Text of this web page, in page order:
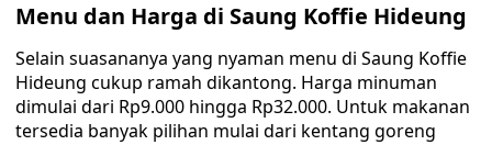
Menu dan Harga di Saung Koffie Hideung
Selain suasananya yang nyaman menu di Saung Koffie
Hideung cukup ramah dikantong. Harga minuman
dimulai dari Rp9.000 hingga Rp32.000. Untuk makanan
tersedia banyak pilihan mulai dari kentang goreng